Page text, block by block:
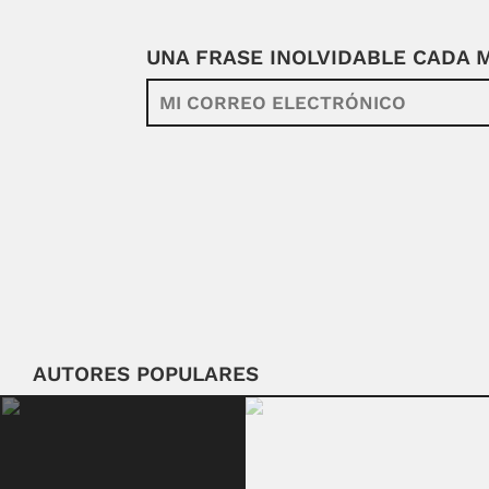
UNA FRASE INOLVIDABLE CADA
AUTORES POPULARES